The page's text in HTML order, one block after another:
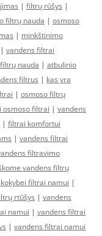
| filtrų rūšys |
filtrų nauda | osmoso
| minkštinimo
| vandens filtrai
nauda | atbulinio
filtrus | kas yra
| osmoso filtrų
osmoso filtrai | vandens
| filtrai komfortui
| vandens filtrai
filtravimo
vandens filtrų
filtrai namui |
rtūšys | vandens
namui | vandens filtrai
| vandens filtrai namui